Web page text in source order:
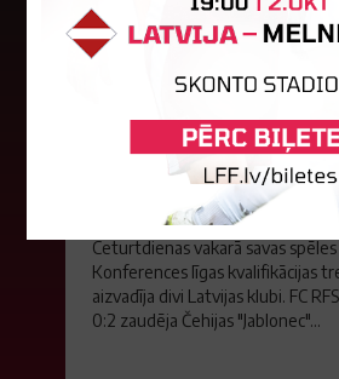
"Riga FC" iegūst
būs jāatspēlējas
Ceturtdienas vakarā savas spēles
Konferences līgas kvalifikācijas
aizvadīja divi Latvijas klubi. FC
0:2 zaudēja Čehijas "Jablonec"...